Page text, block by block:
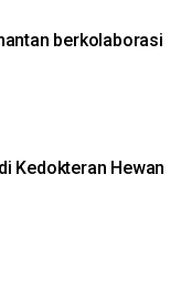
berkolaborasi
Kedokteran Hewan